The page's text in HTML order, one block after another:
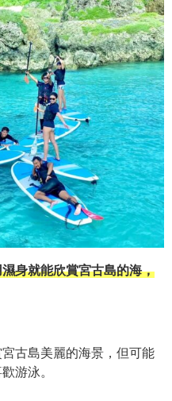
身就能欣賞宮古島的海，
古島美麗的海景，但可能
游泳。